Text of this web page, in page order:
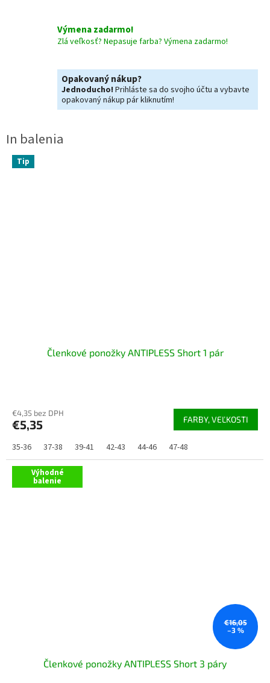
Výmena zadarmo!
Zlá veľkosť? Nepasuje farba? Výmena zadarmo!
Opakovaný nákup?
Jednoducho! Prihláste sa do svojho účtu a vybavte
opakovaný nákup pár kliknutím!
Tip
Členkové ponožky ANTIPLESS Short 1 pár
produktu
je
z
5
hviezdičiek.
€4,35 bez DPH
€5,35 FARBY, VEĽKOSTI
35-36 37-38 39-41 42-43 44-46 47-48
Výhodné
balenie
€16,05
–3 %
Členkové ponožky ANTIPLESS Short 3 páry